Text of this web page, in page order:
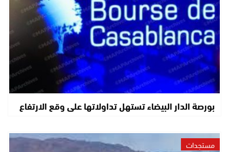
بورصة الدار البيضاء تستهل تداولاتها على وقع الارتفاع
مستجدات